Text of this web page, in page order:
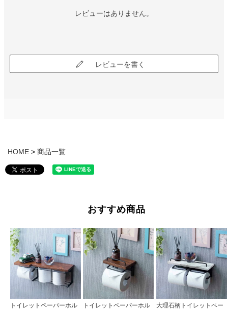
レビューはありません。
レビューを書く
HOME 商品一覧
おすすめ商品
トイレットペーパーホル
トイレットペーパーホル
大理石柄トイレットペー